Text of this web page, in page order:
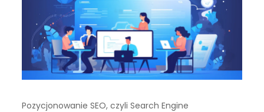
Pozycjonowanie SEO, czyli Search Engine